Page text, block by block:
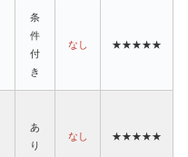
条
件
付
き
なし ★★★★★
あ
り
なし ★★★★★